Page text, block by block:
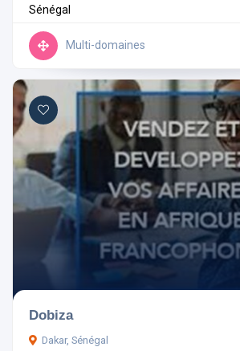
Sénégal
Multi-domaines
Dobiza
Dakar, Sénégal